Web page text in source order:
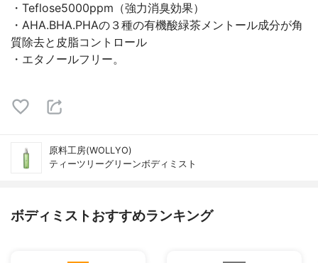
・Teflose5000ppm（強力消臭効果）
・AHA.BHA.PHAの３種の有機酸緑茶メントール成分が角
質除去と皮脂コントロール
・エタノールフリー。
原料工房(WOLLYO)
ティーツリーグリーンボディミスト
ボディミストおすすめランキング